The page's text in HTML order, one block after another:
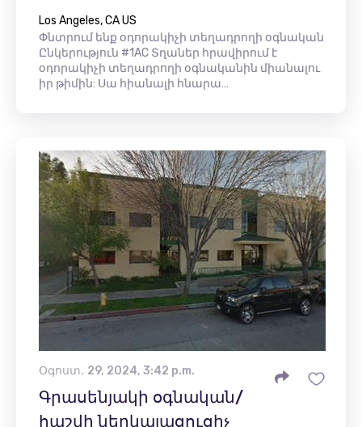
Los Angeles, CA US
Փնտրում ենք օդորակիչի տեղադրողի օգնական
Ընկերություն #1AC Տղաներ հրավիրում է
օդորակիչի տեղադրողի օգնականին միանալու
իր թիմին: Սա հիանալի հնարա…
Օգոստ․ 29, 2024, 3:42 p.m.
Գրասենյակի օգնական/
հաշվի ներկայացուցիչ